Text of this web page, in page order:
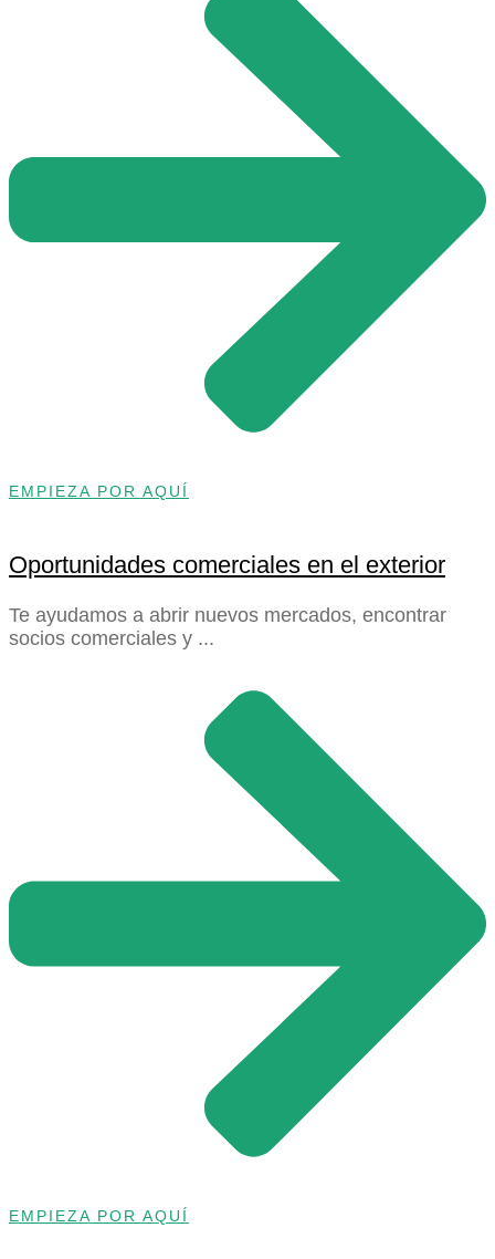
EMPIEZA POR AQUÍ
Oportunidades comerciales en el exterior
Te ayudamos a abrir nuevos mercados, encontrar
socios comerciales y ...
EMPIEZA POR AQUÍ